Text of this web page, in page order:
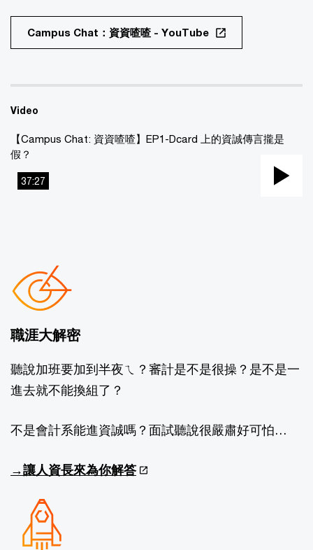
Campus Chat：資資喳喳 - YouTube​
37:27
Video
【Campus Chat: 資資喳喳】EP1-Dcard 上的資誠傳言攏是
假？
職涯大解密​
聽說加班要加到半夜ㄟ？審計是不是很操？是不是一
進去就不能換組了​？
不是會計系能進資誠嗎？面試聽說很嚴肅好可怕…
→讓人資長來為你解答